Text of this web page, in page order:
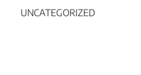
UNCATEGORIZED